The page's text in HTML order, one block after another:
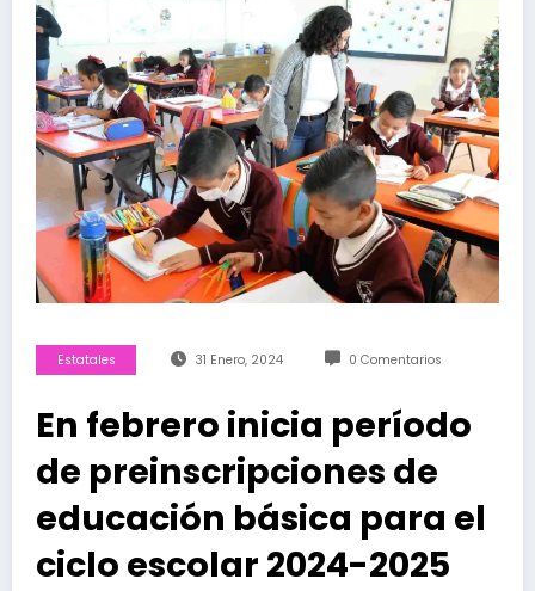
Estatales 31 Enero, 2024 0 Comentarios
En febrero inicia período
de preinscripciones de
educación básica para el
ciclo escolar 2024-2025